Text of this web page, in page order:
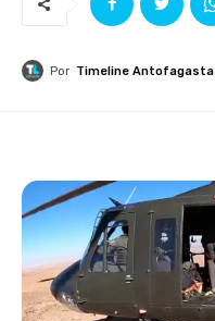
Por Timeline Antofagasta